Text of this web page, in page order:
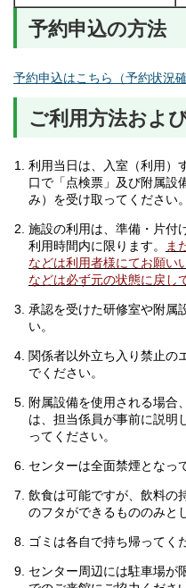
予約申込の方法
予約申込はこちら（予約状況
ご利用方法およ
利用当日は、入室（利用）
口で「点検票」及び附属
み）を受け取ってください。
施設の利用は、準備・片付
利用時間内に限ります。
ま
などは利用者様にてお願
などは必ず元の状態に戻し
承認を受けた研修室や附属
い。
関係者以外立ち入り禁止の
でください。
附属設備を使用される場合
は、担当係員が事前に説明
ってください。
センターは全面禁煙となっ
飲食は可能ですが、飲料の
のフタができるもののみと
ゴミは各自で持ち帰ってく
センター周辺には駐車場が